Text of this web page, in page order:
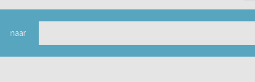
naar